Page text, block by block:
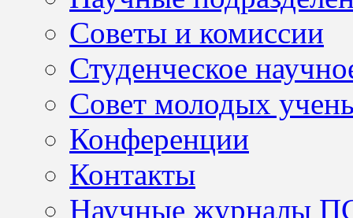
Советы и комиссии
Студенческое
Совет молодых
Конференции
Контакты
Научные журналы